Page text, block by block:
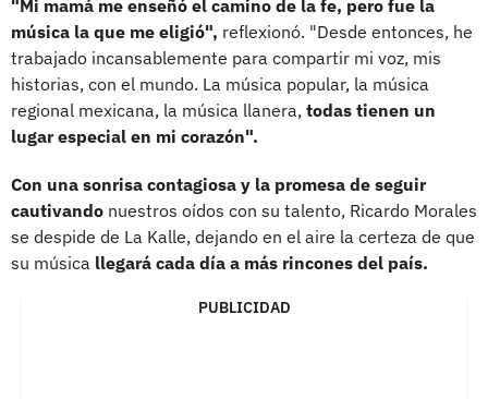
"Mi mamá me enseñó el camino de la fe, pero fue la
música la que me eligió", reflexionó. "Desde entonces, he
trabajado incansablemente para compartir mi voz, mis
historias, con el mundo. La música popular, la música
regional mexicana, la música llanera, todas tienen un
lugar especial en mi corazón".
Con una sonrisa contagiosa y la promesa de seguir
cautivando nuestros oídos con su talento, Ricardo Morales
se despide de La Kalle, dejando en el aire la certeza de que
su música llegará cada día a más rincones del país.
PUBLICIDAD